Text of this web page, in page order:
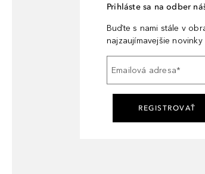
Prihláste sa na odber
Buďte s nami stále v
najzaujímavejšie novinky
Emailová adresa*
REGISTROVAŤ